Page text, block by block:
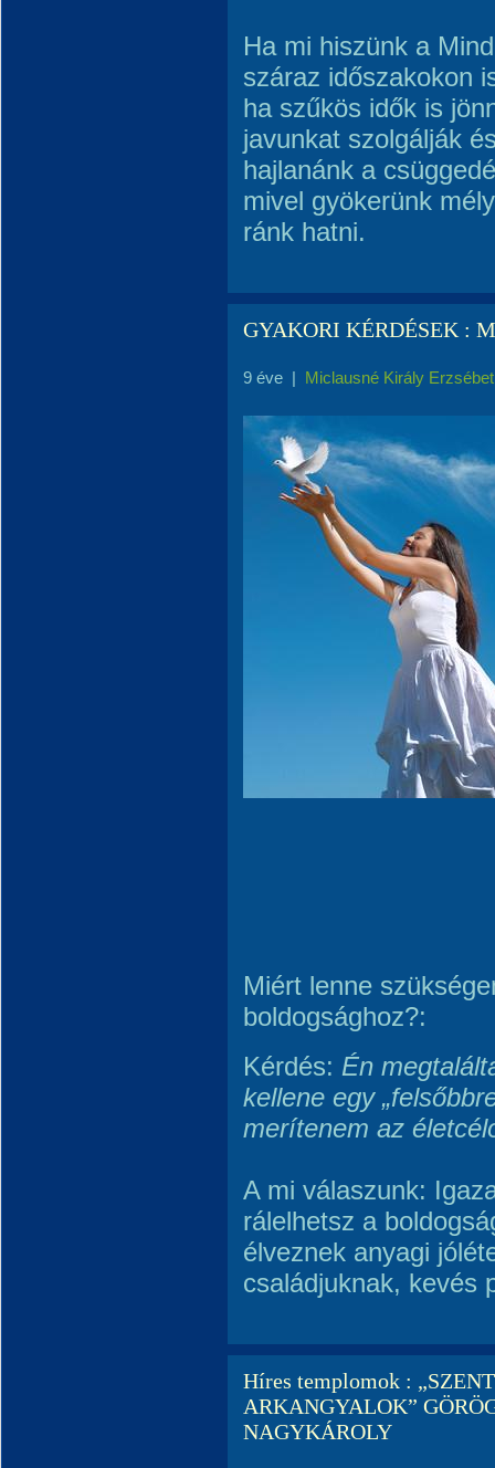
Ha mi hiszünk a
száraz időszakokon
ha szűkös idők is
javunkat szolgálják
hajlanánk a
mivel gyökerünk
ránk hatni.
GYAKORI KÉRDÉSEK :
9 éve | Miclausné Király Erzsébet
Miért lenne
boldogsághoz?:
Kérdés: Én
kellene egy
merítenem az
A mi válaszunk:
rálelhetsz a
élveznek anyagi
családjuknak, kevés
Híres templomok :
ARKANGYALOK”
NAGYKÁROLY